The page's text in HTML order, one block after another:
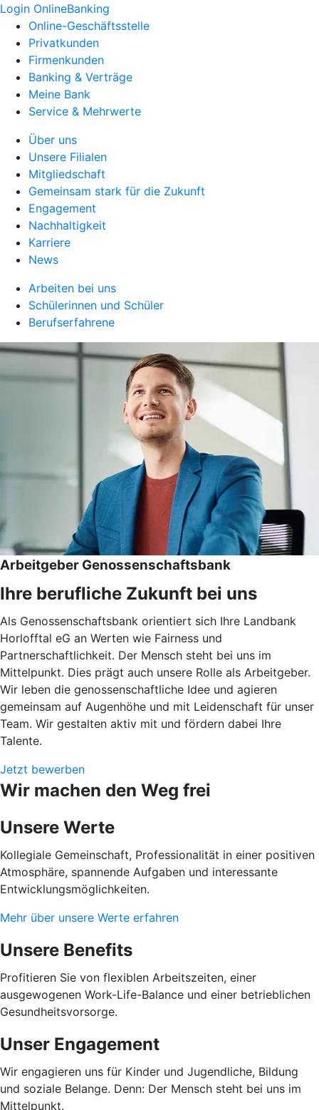
Login OnlineBanking
Online-Geschäftsstelle
Privatkunden
Firmenkunden
Banking & Verträge
Meine Bank
Service & Mehrwerte
Über uns
Unsere Filialen
Mitgliedschaft
Gemeinsam stark für die Zukunft
Engagement
Nachhaltigkeit
Karriere
News
Arbeiten bei uns
Schülerinnen und Schüler
Berufserfahrene
Arbeitgeber Genossenschaftsbank
Ihre berufliche Zukunft bei uns
Als Genossenschaftsbank orientiert sich Ihre Landbank
Horlofftal eG an Werten wie Fairness und
Partnerschaftlichkeit. Der Mensch steht bei uns im
Mittelpunkt. Dies prägt auch unsere Rolle als Arbeitgeber.
Wir leben die genossenschaftliche Idee und agieren
gemeinsam auf Augenhöhe und mit Leidenschaft für unser
Team. Wir gestalten aktiv mit und fördern dabei Ihre
Talente.
Jetzt bewerben
Wir machen den Weg frei
Unsere Werte
Kollegiale Gemeinschaft, Professionalität in einer positiven
Atmosphäre, spannende Aufgaben und interessante
Entwicklungsmöglichkeiten.
Mehr über unsere Werte erfahren
Unsere Benefits
Profitieren Sie von flexiblen Arbeitszeiten, einer
ausgewogenen Work-Life-Balance und einer betrieblichen
Gesundheitsvorsorge.
Unser Engagement
Wir engagieren uns für Kinder und Jugendliche, Bildung
und soziale Belange. Denn: Der Mensch steht bei uns im
Mittelpunkt.